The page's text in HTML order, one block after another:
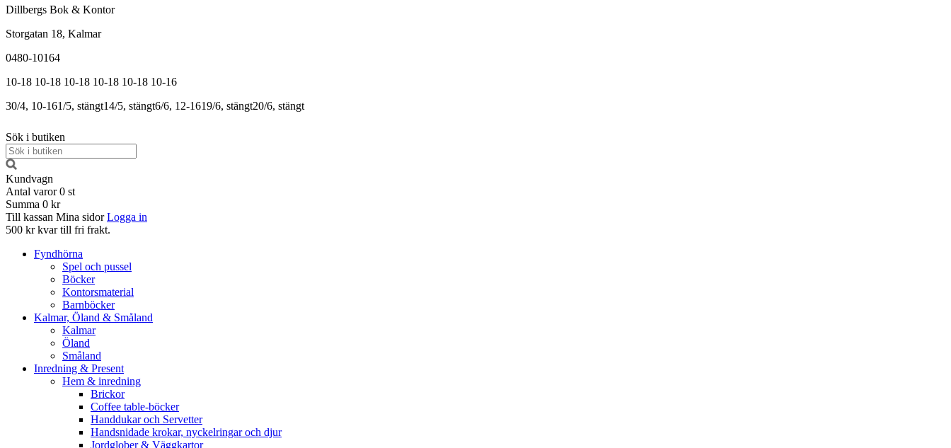
Dillbergs Bok & Kontor
Storgatan 18, Kalmar
0480-10164
10-18 10-18 10-18 10-18 10-18 10-16
30/4, 10-161/5, stängt14/5, stängt6/6, 12-1619/6, stängt20/6, stängt
Sök i butiken
Kundvagn
Antal varor 0 st
Summa 0 kr
Till kassan Mina sidor Logga in
500 kr kvar till fri frakt.
Fyndhörna
Spel och pussel
Böcker
Kontorsmaterial
Barnböcker
Kalmar, Öland & Småland
Kalmar
Öland
Småland
Inredning & Present
Hem & inredning
Brickor
Coffee table-böcker
Handdukar och Servetter
Handsnidade krokar, nyckelringar och djur
Jordglober & Väggkartor